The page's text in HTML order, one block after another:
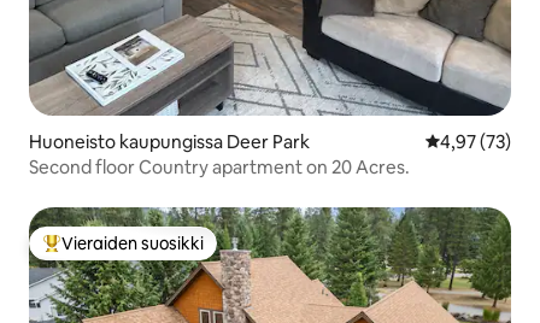
Huoneisto kaupungissa Deer Park
4,97 (73)
Second floor Country apartment on 20 Acres.
Vieraiden suosikkien parhaimmistoa
Vieraiden suosikki